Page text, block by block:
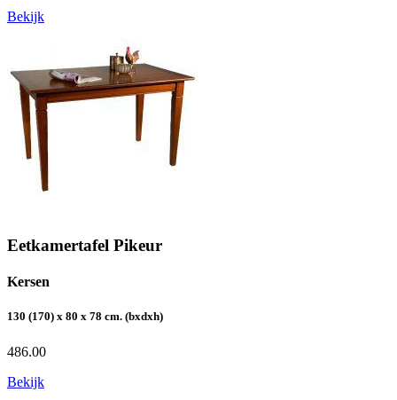
Bekijk
Eetkamertafel Pikeur
Kersen
130 (170) x 80 x 78 cm. (bxdxh)
486.00
Bekijk